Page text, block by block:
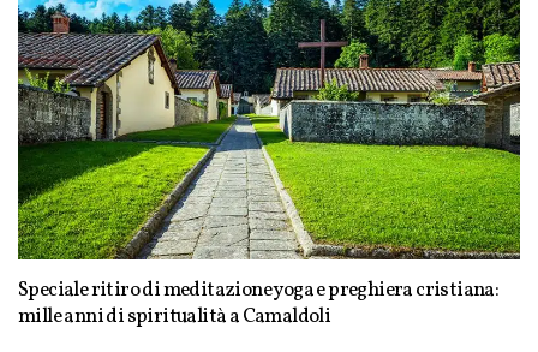
Speciale ritiro di meditazione yoga e preghiera cristiana:
mille anni di spiritualità a Camaldoli